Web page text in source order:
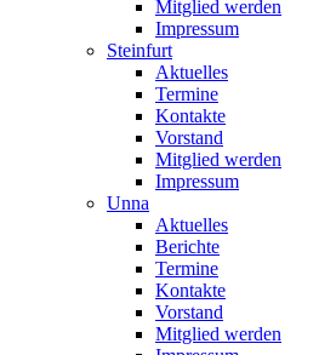
Mitglied werden
Impressum
Steinfurt
Aktuelles
Termine
Kontakte
Vorstand
Mitglied werden
Impressum
Unna
Aktuelles
Berichte
Termine
Kontakte
Vorstand
Mitglied werden